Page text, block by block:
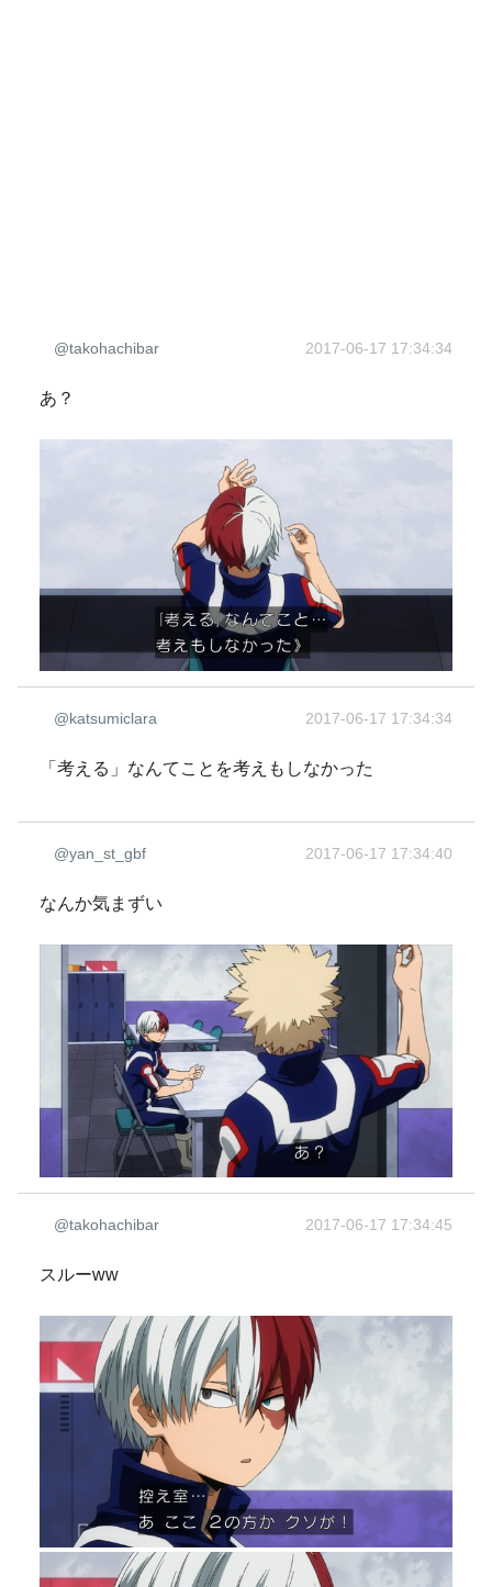
@takohachibar 2017-06-17 17:34:34
あ？
@katsumiclara 2017-06-17 17:34:34
「考える」なんてことを考えもしなかった
@yan_st_gbf 2017-06-17 17:34:40
なんか気まずい
@takohachibar 2017-06-17 17:34:45
スルーww